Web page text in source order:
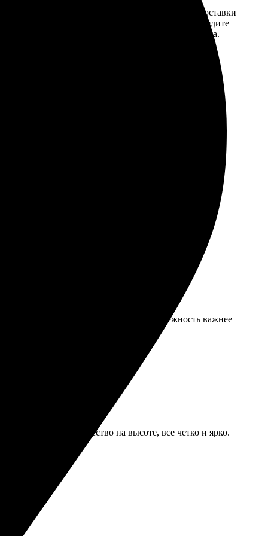
Введите адрес и выберите способ доставки
заказа. Если у вас есть промокод, введите
его в специальное поле для промокода.
была со смещенной обрезкой, видимо, в
но в пределах нормы. Для меня надежность важнее
доставка. Качество на высоте, все четко и ярко.